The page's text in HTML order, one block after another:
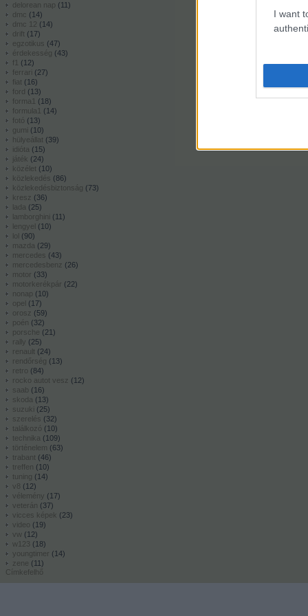
I want
delorean nap
(11)
dmc (14)
dmc 12 (14)
drift (17)
egzotikus (47)
érdekesség (43)
f1
(12)
ferrari
(27)
fiat (16)
ford (13)
forma1
(18)
formula1
(14)
fotó
(13)
gumi
(10)
hülyeállat (39)
idióta (15)
játék (24)
közélet (10)
közlekedés (86)
közlekedésbiztonság (73)
kresz (36)
lada (25)
lamborghini
(11)
lengyel
(10)
(90)
mazda (29)
mercedes (43)
mercedesbenz (26)
motor (33)
motorkerékpár (22)
nonap
(10)
opel
(17)
orosz (59)
poén
(32)
porsche
(21)
rally (25)
renault (24)
rendőrség (13)
retro
(84)
rocko autot vesz (12)
saab
(16)
skoda (13)
suzuki
(25)
szerelés (32)
találkozó
(10)
technika (109)
történelem
(63)
trabant (46)
treffen
(10)
tuning (14)
v8 (12)
vélemény (17)
veterán
(37)
vicces képek (23)
video
(19)
vw (12)
w123 (18)
youngtimer (14)
zene
(11)
Címkefelhő